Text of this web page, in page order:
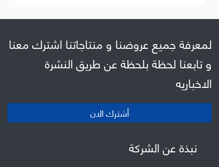
لمعرفة جميع عروضنا و منتاجاتنا اشترك معنا
و تابعنا لحظة بلحظة عن طريق النشرة
الاخباريه
أشترك الان
نبذة عن الشركة